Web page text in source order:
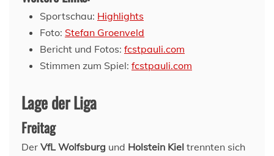
Sportschau: Highlights
Foto: Stefan Groenveld
Bericht und Fotos: fcstpauli.com
Stimmen zum Spiel: fcstpauli.com
Lage der Liga
Freitag
Der VfL Wolfsburg und Holstein Kiel trennten sich